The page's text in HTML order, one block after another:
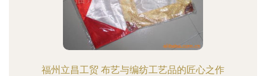
福州立昌工贸 布艺与编纺工艺品的匠心之作